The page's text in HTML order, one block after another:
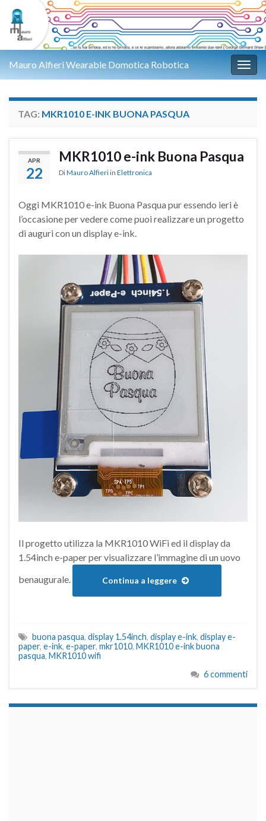
Mauro Alfieri Wearable Domotica Robotica
TAG: MKR1010 E-INK BUONA PASQUA
APR
22
MKR1010 e-ink Buona Pasqua
DiMauro Alfieri in Elettronica
Oggi MKR1010 e-ink Buona Pasqua pur essendo ieri è
l’occasione per vedere come puoi realizzare un progetto
di auguri con un display e-ink.
Il progetto utilizza la MKR1010 WiFi ed il display da
1.54inch e-paper per visualizzare l’immagine di un uovo
benaugurale.
Continua a leggere
buona pasqua, display 1.54inch, display e-ink, display e-
paper, e-ink, e-paper, mkr1010, MKR1010 e-ink buona
pasqua, MKR1010 wifi
6 commenti